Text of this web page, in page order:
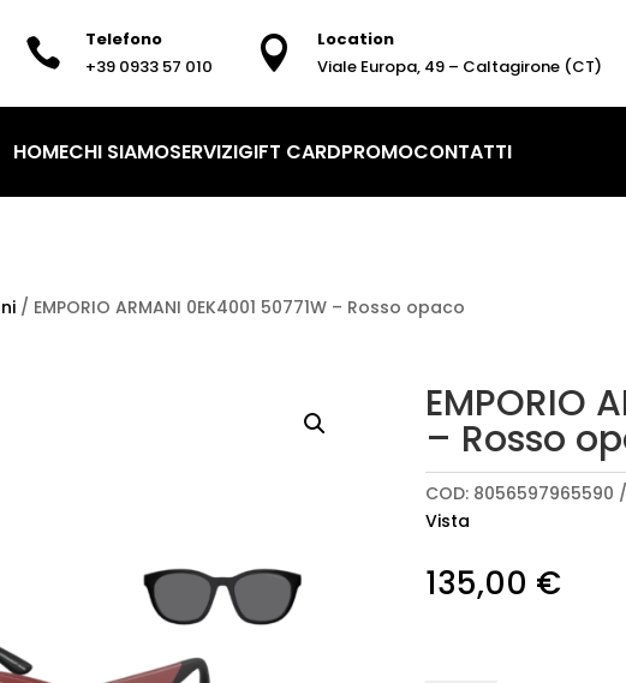

Telefono
+39 0933 57 010

Location
Viale Europa, 49 – Caltagirone (CT)
HOMECHI SIAMOSERVIZIGIFT CARDPROMOCONTATTI
/ EMPORIO ARMANI 0EK4001 50771W – Rosso opaco
EMPORIO
– Rosso
COD: 8056597965590
Vista
135,00 €